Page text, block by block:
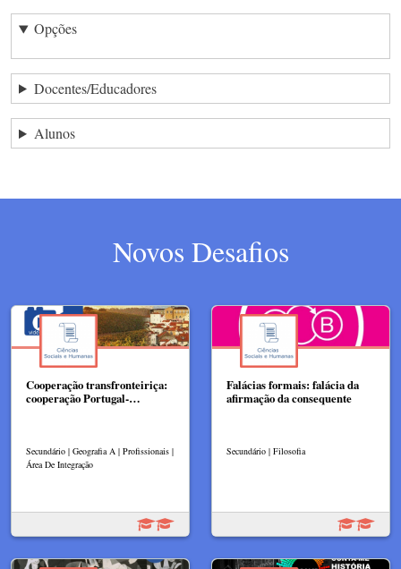
Opções
Docentes/Educadores
Alunos
Novos Desafios
Cooperação transfronteiriça:
cooperação Portugal-…
Secundário | Geografia A | Profissionais |
Área De Integração
Falácias formais: falácia da
afirmação da consequente
Secundário | Filosofia